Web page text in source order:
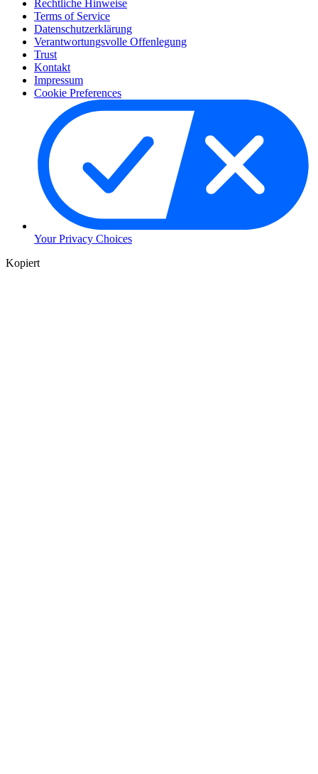
Rechtliche Hinweise
Terms of Service
Datenschutzerklärung
Verantwortungsvolle Offenlegung
Trust
Kontakt
Impressum
Cookie Preferences
Your Privacy Choices
Kopiert